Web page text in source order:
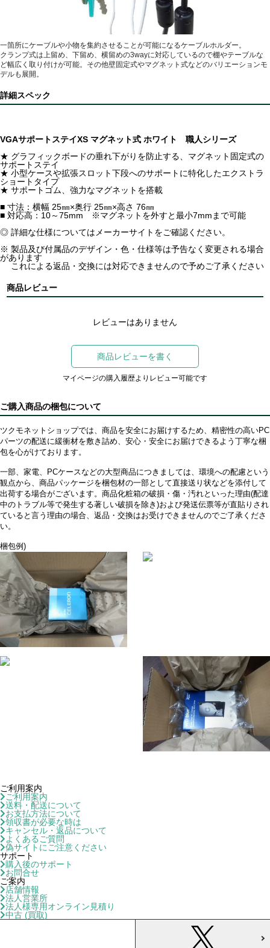
一箇所にケーブルや小物を集約させることが可能になるケーブルホルダー。
クランプ式は上留め、下留め、横留めの3wayに対応しているので棚やテーブルな
ど幅広く取り付けが可能。その他壁固定式やマグネット式などのバリエーションモ
デルも展開。
詳細スペック
VGAサポートステイXS マグネット式 ホワイト 職人シリーズ
★ グラフィックボードの垂れ下がりを防止する、マグネット固定式の
サポートステイ
★ 小型ケースや拡張スロット下段へのサポートに特化したエクストラ
ショートタイプ
★ サポートゴム、強力なマグネットを搭載
■ 寸法：横幅 25㎜×奥行 25㎜×高さ 76㎜
■ 対応高：10～75mm ※マグネットを外すと最小7mmまで可能
◎ 詳細な仕様についてはメーカーサイトをご確認ください。
※ 製品及び付属品のデザイン・色・仕様等は予告なく変更される場合
があります
これによる返品・交換には対応できませんので予めご了承ください
商品レビュー
レビューはありません
商品レビューを書く
マイページの購入履歴よりレビュー可能です
ご購入商品の梱包について
ツクモネットショップでは、商品を安全にお届けするため、精密性の高いPC
パーツの配送に緩衝材を敷き詰め、安心・安全にお届けできるよう丁寧な梱
包を心がけております。
一部、家電、PCケースなどの大型商品につきましては、環境への配慮という
観点から、商品パッケージを梱包材の一部として直接送り状などを添付して
出荷する場合がございます。商品化粧箱の破損・傷・汚れといった理由(配達
中のトラブル等で発生する著しい破損を除き)および発送伝票等が直貼りされ
ていると言う理由の場合、返品・交換はお受けできませんのでご了承くださ
い。
梱包例)
ご利用案内
ご利用案内
送料・配送について
お支払方法について
領収書が必要な時は
キャンセル・返品について
よくあるご質問
偽サイトにご注意ください
サポート
購入後のサポート
お問合せ
ご案内
店舗情報
法人営業所
法人様専用オンライン見積り
中古 (買取)